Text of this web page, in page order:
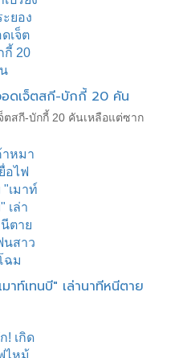
อดเจ็ตสกี-บักกี้ 20 คัน
ตสกี-บักกี้ 20 คันเหลือแต่ซาก
าท์เทนบี" เล่านาทีหนีตาย